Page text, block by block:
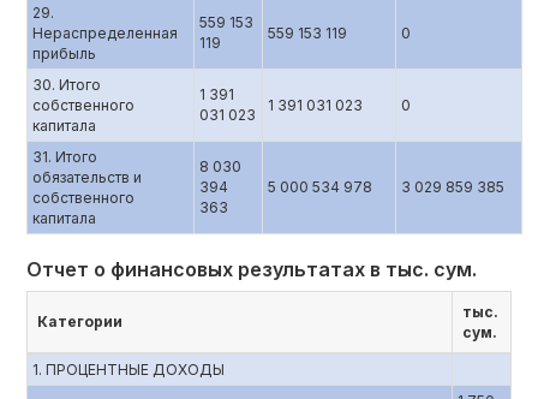
29.
Нераспределенная
прибыль
559 153
119
559 153 119 0
30. Итого
собственного
капитала
1 391
031 023
1 391 031 023 0
31. Итого
обязательств и
собственного
капитала
8 030
394
363
5 000 534 978 3 029 859 385
Отчет о финансовых результатах в тыс. сум.
Категории
тыс.
сум.
1. ПРОЦЕНТНЫЕ ДОХОДЫ